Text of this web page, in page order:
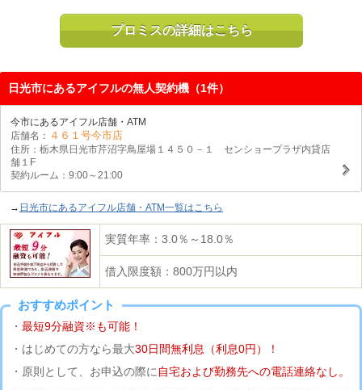
プロミスの詳細はこちら
日光市にあるアイフルの無人契約機（1件）
今市にあるアイフル店舗・ATM
店舗名： ４６１号今市店
住所：栃木県日光市芹沼字鳥屋場１４５０－１ センショープラザ内貸店
舗１F
契約ルーム：9:00～21:00
→ 日光市にあるアイフル店舗・ATM一覧はこちら
実質年率：3.0％～18.0％
借入限度額：800万円以内
おすすめポイント
・ 最短9分融資※も可能！
・はじめての方なら最大30日間無利息（利息0円）！
・原則として、お申込の際に 自宅および勤務先への電話連絡なし。